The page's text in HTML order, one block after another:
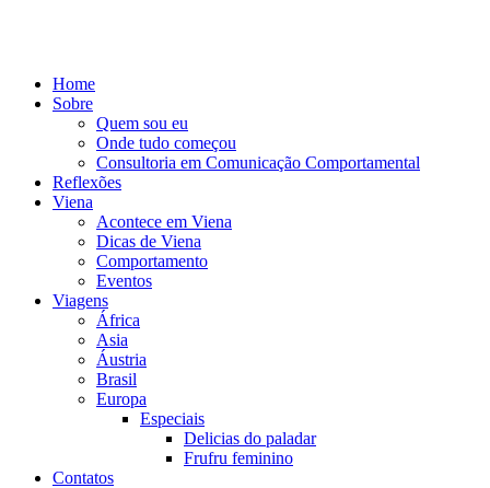
Home
Sobre
Quem sou eu
Onde tudo começou
Consultoria em Comunicação Comportamental
Reflexões
Viena
Acontece em Viena
Dicas de Viena
Comportamento
Eventos
Viagens
África
Asia
Áustria
Brasil
Europa
Especiais
Delicias do paladar
Frufru feminino
Contatos